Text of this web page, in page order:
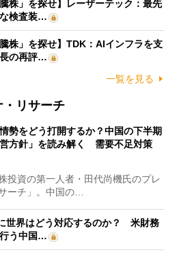
株」を探せ】レーザーテック：最先
検査装…
株」を探せ】TDK：AIインフラを支
の再評…
一覧を見る
・リサーチ
勢をどう打開するか？中国の下半期
方針」を読み解く 需要不足対策
投資の第一人者・田代尚機氏のプレ
ーチ」。中国の…
世界はどう対応するのか？ 米財務
う中国…